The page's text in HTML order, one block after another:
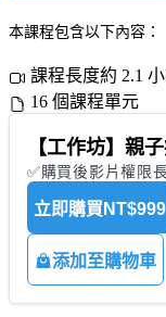
本課程包含以下內容：
課程長度約 2.1
16 個課程單元
【工作坊】親
✅購買後影片權限
立即購買 NT$999
添加至購物車